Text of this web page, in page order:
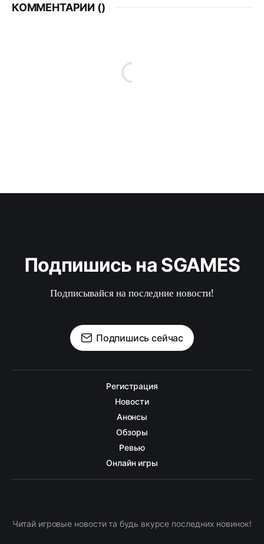
КОММЕНТАРИИ ()
Подпишись на SGAMES
Подписывайся на последние новости!
Подпишись сейчас
Регистрация
Новости
Анонсы
Обзоры
Ревью
Онлайн игры
Читай игровые новости та будь вкурсе последних новинок!